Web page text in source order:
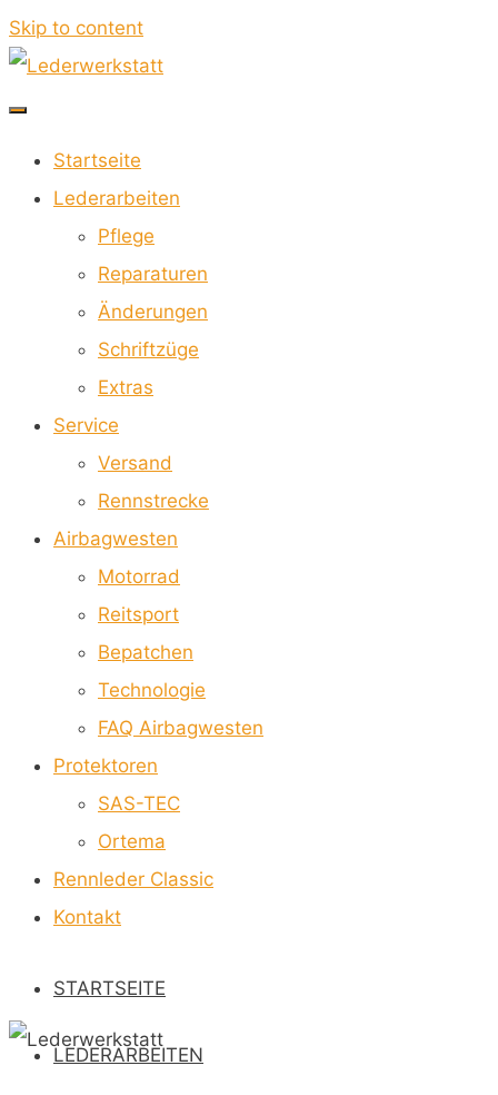
Skip to content
Lederwerkstatt
FÜR
MOTORRADKOMBIS
Startseite
Lederarbeiten
Pflege
Reparaturen
Änderungen
Schriftzüge
Extras
Service
Versand
Rennstrecke
Airbagwesten
Motorrad
Reitsport
Bepatchen
Technologie
FAQ Airbagwesten
Protektoren
SAS-TEC
Ortema
Rennleder Classic
Kontakt
STARTSEITE
LEDERARBEITEN